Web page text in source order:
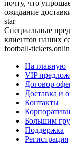
почту, что
ожидание
star
Специальные
клиентов наших
football-
На главную
VIP
Договор
Доставка и
Контакты
Большим
Поддержка
Регистрация